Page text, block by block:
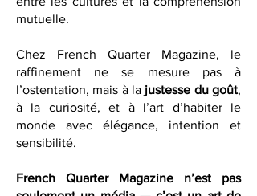
initiatives qui favorisent le dialogue
entre les cultures et la compréhension
Chez French Quarter Magazine, le
raffinement ne se mesure pas à
l’ostentation, mais à lajustesse du goût,
à la curiosité, et à l’art d’habiter le
monde avec élégance, intention et